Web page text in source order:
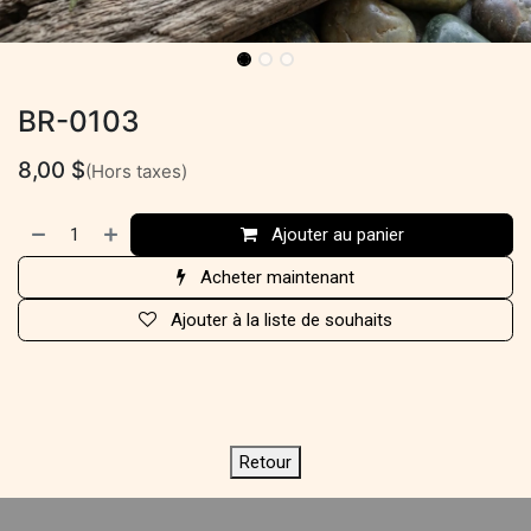
BR-0103
8,00 $(Hors taxes)
Ajouter au panier
Acheter maintenant
Ajouter à la liste de souhaits
Retour